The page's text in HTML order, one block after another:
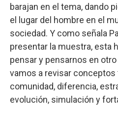
barajan en el tema, dando
el lugar del hombre en el
sociedad. Y como señala
presentar la muestra, esta
pensar y pensarnos en
vamos a revisar conceptos
comunidad, diferencia,
evolución, simulación y